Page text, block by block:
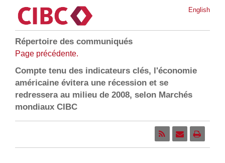
English
Répertoire des communiqués
Page précédente.
Compte tenu des indicateurs clés, l'économie
américaine évitera une récession et se
redressera au milieu de 2008, selon Marchés
mondiaux CIBC